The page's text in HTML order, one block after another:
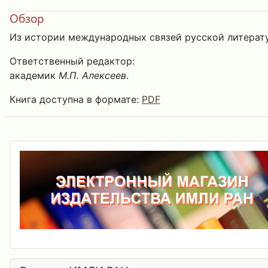
Обзор
Из истории международных связей русской
Ответственный редактор:
академик М.П. Алексеев.
Книга доступна в формате: PDF